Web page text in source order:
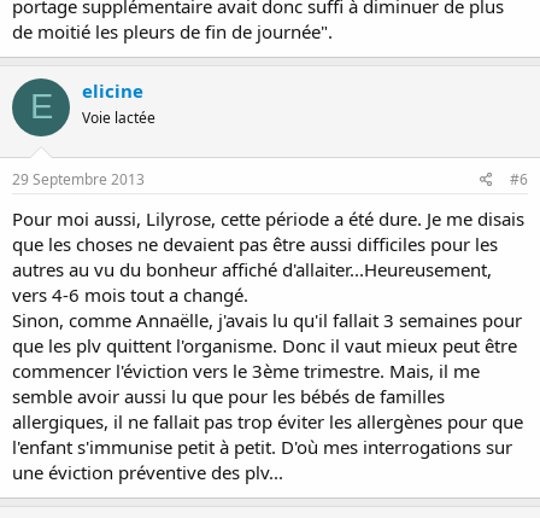
portage supplémentaire avait donc suffi à diminuer de plus
de moitié les pleurs de fin de journée".
E elicine
Voie lactée
29 Septembre 2013 #6
Pour moi aussi, Lilyrose, cette période a été dure. Je me disais
que les choses ne devaient pas être aussi difficiles pour les
autres au vu du bonheur affiché d'allaiter...Heureusement,
vers 4-6 mois tout a changé.
Sinon, comme Annaëlle, j'avais lu qu'il fallait 3 semaines pour
que les plv quittent l'organisme. Donc il vaut mieux peut être
commencer l'éviction vers le 3ème trimestre. Mais, il me
semble avoir aussi lu que pour les bébés de familles
allergiques, il ne fallait pas trop éviter les allergènes pour que
l'enfant s'immunise petit à petit. D'où mes interrogations sur
une éviction préventive des plv...